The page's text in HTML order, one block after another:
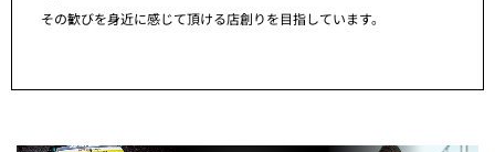
その歓びを身近に感じて頂ける店創りを目指しています。